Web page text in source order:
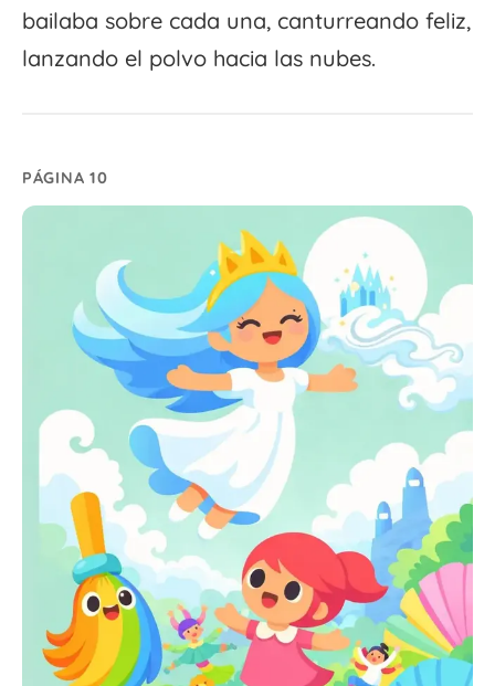
bailaba sobre cada una, canturreando feliz,
lanzando el polvo hacia las nubes.
PÁGINA 10